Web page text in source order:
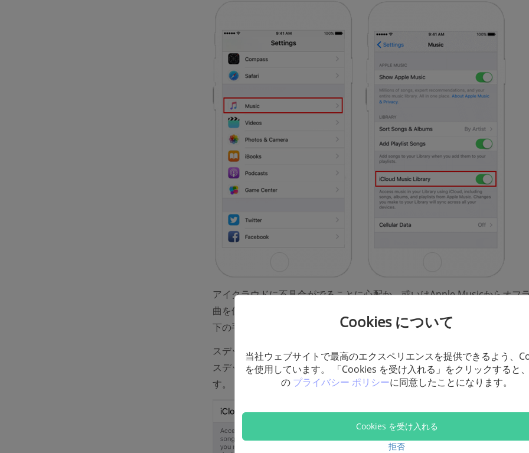
アイクラウドに不具合がでることに心配か、或いはApple Musicからオフ
曲を保存したくない、iCloudミュージックライブラリをオフにしたいとき
下の手順通りに操作してください：
スデップ１：「設定」「ミュージック」に入ります。
スデップ２：下記画像のように「iCloudミュージックライブラリ」をオフ
す。
Cookies について
当社ウェブサイトで最高のエクスペリエンスを提供できるよう、
を使用しています。 「Cookies を受け入れる」をクリックすると
の プライバシー ポリシーに同意したことになります。
Cookies を受け入れる
拒否